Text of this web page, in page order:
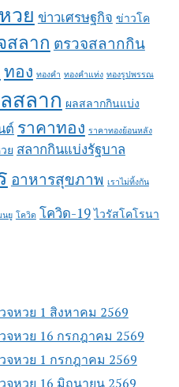
วย ข่าวเศรษฐกิจ ข่าวโค
สลาก ตรวจสลากกิน
ทอง ทองคำ ทองคำแท่ง ทองรูปพรรณ
สลาก ผลสลากกินแบ่ง
ต์ ราคาทอง ราคาทองย้อนหลัง
ย สลากกินแบ่งรัฐบาล
อาหารสุขภาพ เราไม่ทิ้งกัน
นยู โควิด โควิด-19 ไวรัสโคโรนา
หวย 1 สิงหาคม 2569
หวย 16 กรกฎาคม 2569
จหวย 1 กรกฎาคม 2569
หวย 16 มิถุนายน 2569